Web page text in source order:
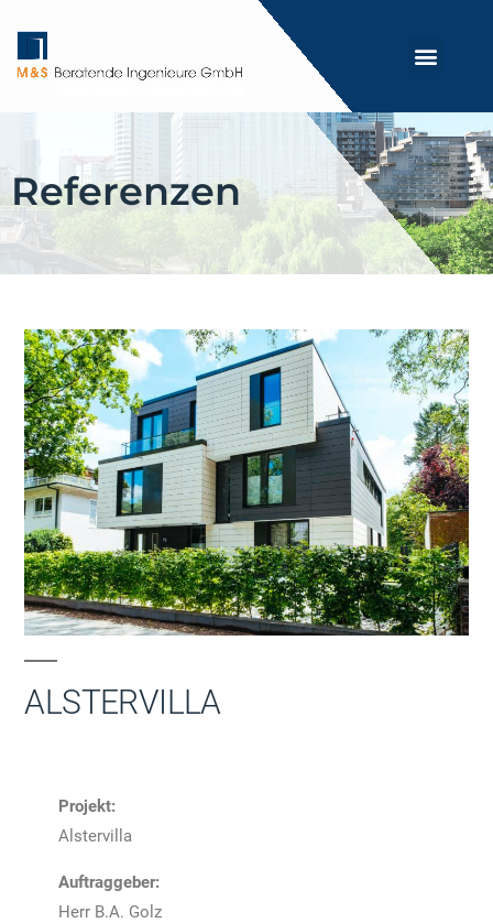
Referenzen
ALSTERVILLA
Projekt:
Alstervilla
Auftraggeber:
Herr B.A. Golz